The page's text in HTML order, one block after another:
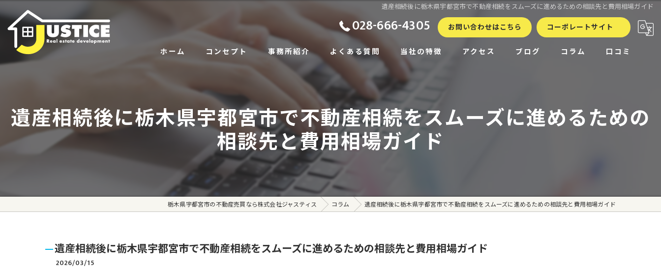
遺産相続後に栃木県宇都宮市で不動産相続をスムーズに進めるための相談先と費用相場ガイド
028-666-4305 お問い合わせはこちら コーポレートサイト
ホーム コンセプト
代表あいさつ
事務所紹介 よくある質問 当社の特徴
土地
戸建て
相続
アクセス ブログ コラム 口コミ
遺産相続後に栃木県宇都宮市で不動産相続をスムーズに進めるための
相談先と費用相場ガイド
栃木県宇都宮市の不動産売買なら株式会社ジャスティス コラム 遺産相続後に栃木県宇都宮市で不動産相続をスムーズに進めるための相談先と費用相場ガイド
遺産相続後に栃木県宇都宮市で不動産相続をスムーズに進めるための相談先と費用相場ガイド
2026/03/15